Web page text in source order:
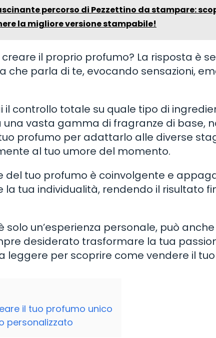
percorso di Pezzettino da stampare:
la migliore versione stampabile!
il proprio profumo? La risposta è
che parla di te, evocando sensazioni,
il controllo totale su quale tipo di
vasta gamma di fragranze di base,
profumo per adattarlo alle diverse
al tuo umore del momento.
del tuo profumo è coinvolgente e
tua individualità, rendendo il risultato
un’esperienza personale, può
desiderato trasformare la tua
leggere per scoprire come vendere il
il tuo profumo unico
personalizzato